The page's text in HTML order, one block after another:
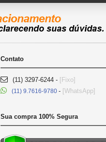
Contato
(11) 3297-6244 - [Fixo]
(11) 9.7616-9780 - [WhatsApp]
Sua compra 100% Segura